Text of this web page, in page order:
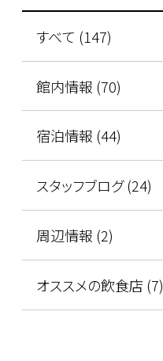
すべて (147)
館内情報 (70)
宿泊情報 (44)
スタッフブログ (24)
周辺情報 (2)
オススメの飲食店 (7)